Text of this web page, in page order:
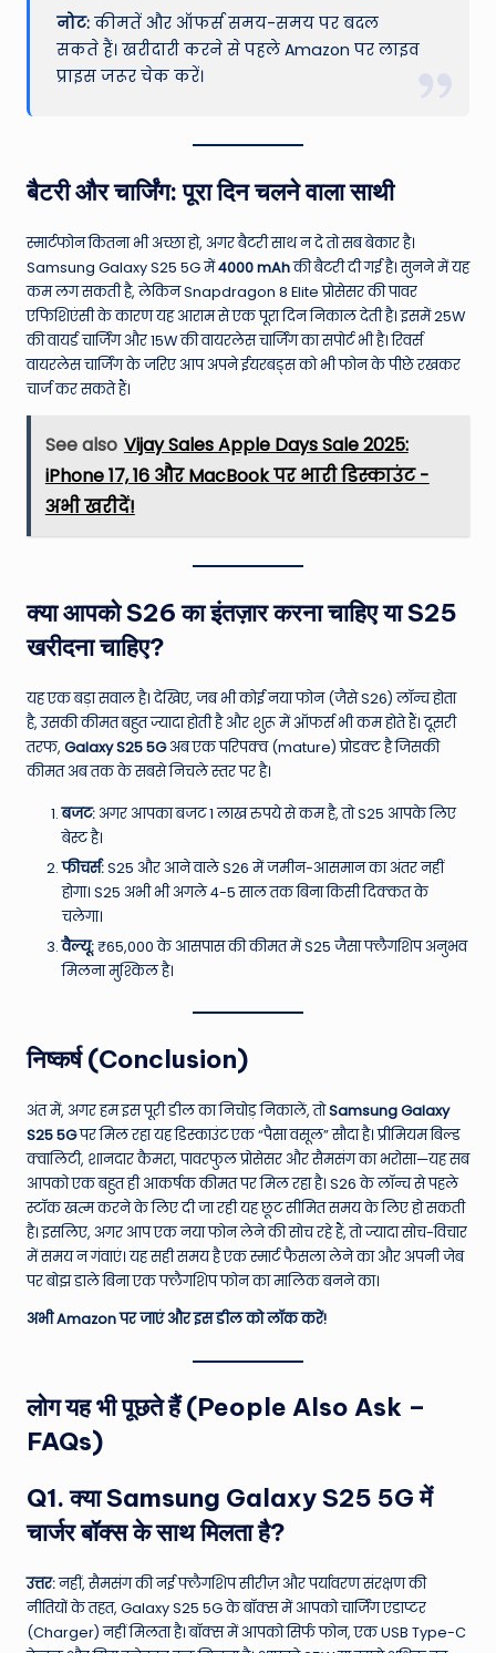
नोट: कीमतें और ऑफर्स समय-समय पर बदल
सकते हैं। खरीदारी करने से पहले Amazon पर लाइव
प्राइस जरूर चेक करें।
बैटरी और चार्जिंग: पूरा दिन चलने वाला साथी
स्मार्टफोन कितना भी अच्छा हो, अगर बैटरी साथ न दे तो सब बेकार है।
Samsung Galaxy S25 5G में4000 mAhकी बैटरी दी गई है। सुनने में यह
कम लग सकती है, लेकिन Snapdragon 8 Elite प्रोसेसर की पावर
एफिशिएंसी के कारण यह आराम से एक पूरा दिन निकाल देती है। इसमें 25W
की वायर्ड चार्जिंग और 15W की वायरलेस चार्जिंग का सपोर्ट भी है। रिवर्स
वायरलेस चार्जिंग के जरिए आप अपने ईयरबड्स को भी फोन के पीछे रखकर
चार्ज कर सकते हैं।
See also Vijay Sales Apple Days Sale 2025:
iPhone 17, 16 और MacBook पर भारी डिस्काउंट -
अभी खरीदें!
क्या आपको S26 का इंतज़ार करना चाहिए या S25
खरीदना चाहिए?
यह एक बड़ा सवाल है। देखिए, जब भी कोई नया फोन (जैसे S26) लॉन्च होता
है, उसकी कीमत बहुत ज्यादा होती है और शुरू में ऑफर्स भी कम होते हैं। दूसरी
तरफ, Galaxy S25 5Gअब एक परिपक्व (mature) प्रोडक्ट है जिसकी
कीमत अब तक के सबसे निचले स्तर पर है।
बजट: अगर आपका बजट 1 लाख रुपये से कम है, तो S25 आपके लिए
बेस्ट है।
फीचर्स:S25 और आने वाले S26 में जमीन-आसमान का अंतर नहीं
होगा। S25 अभी भी अगले 4-5 साल तक बिना किसी दिक्कत के
चलेगा।
वैल्यू:₹65,000 के आसपास की कीमत में S25 जैसा फ्लैगशिप अनुभव
मिलना मुश्किल है।
निष्कर्ष (Conclusion)
अंत में, अगर हम इस पूरी डील का निचोड़ निकालें, तोSamsung Galaxy
S25 5Gपर मिल रहा यह डिस्काउंट एक “पैसा वसूल” सौदा है। प्रीमियम बिल्ड
क्वालिटी, शानदार कैमरा, पावरफुल प्रोसेसर और सैमसंग का भरोसा—यह सब
आपको एक बहुत ही आकर्षक कीमत पर मिल रहा है। S26 के लॉन्च से पहले
स्टॉक खत्म करने के लिए दी जा रही यह छूट सीमित समय के लिए हो सकती
है। इसलिए, अगर आप एक नया फोन लेने की सोच रहे हैं, तो ज्यादा सोच-विचार
में समय न गंवाएं। यह सही समय है एक स्मार्ट फैसला लेने का और अपनी जेब
पर बोझ डाले बिना एक फ्लैगशिप फोन का मालिक बनने का।
अभी Amazon पर जाएं और इस डील को लॉक करें!
लोग यह भी पूछते हैं (People Also Ask –
FAQs)
Q1. क्या Samsung Galaxy S25 5G में
चार्जर बॉक्स के साथ मिलता है?
उत्तर:नहीं, सैमसंग की नई फ्लैगशिप सीरीज़ और पर्यावरण संरक्षण की
नीतियों के तहत, Galaxy S25 5G के बॉक्स में आपको चार्जिंग एडाप्टर
(Charger) नहीं मिलता है। बॉक्स में आपको सिर्फ फोन, एक USB Type-C